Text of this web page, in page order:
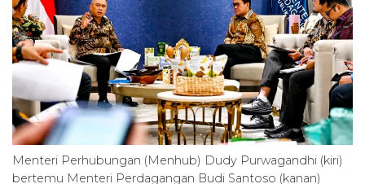
Menteri Perhubungan (Menhub) Dudy Purwagandhi (kiri)
bertemu Menteri Perdagangan Budi Santoso (kanan)